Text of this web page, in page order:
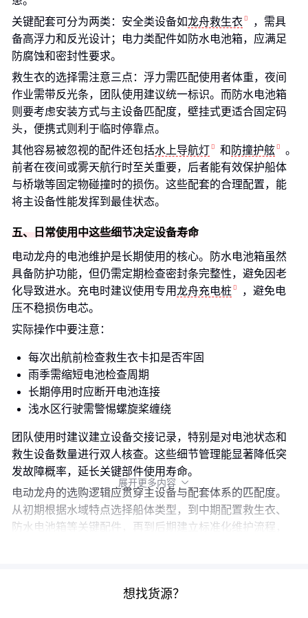
关键配套可分为两类：安全类设备如龙舟救生衣
，需具
备高浮力和反光设计；电力类配件如防水电池箱，应满足
防腐蚀和密封性要求。
救生衣的选择需注意三点：浮力需匹配使用者体重，夜间
作业需带反光条，团队使用建议统一标识。而防水电池箱
则要考虑安装方式与主设备匹配度，壁挂式更适合固定码
头，便携式则利于临时停靠点。
其他容易被忽视的配件还包括水上导航灯 和 防撞护舷
。
前者在夜间或雾天航行时至关重要，后者能有效保护船体
与桥墩等固定物碰撞时的损伤。这些配套的合理配置，能
将主设备性能发挥到最佳状态。
五、日常使用中这些细节决定设备寿命
电动龙舟的电池维护是长期使用的核心。防水电池箱虽然
具备防护功能，但仍需定期检查密封条完整性，避免因老
化导致进水。充电时建议使用专用龙舟充电桩
，避免电
压不稳损伤电芯。
实际操作中要注意：
每次出航前检查救生衣卡扣是否牢固
雨季需缩短电池检查周期
长期停用时应断开电池连接
浅水区行驶需警惕螺旋桨缠绕
团队使用时建议建立设备交接记录，特别是对电池状态和
救生设备数量进行双人核查。这些细节管理能显著降低突
发故障概率，延长关键部件使用寿命。
电动龙舟的选购逻辑应贯穿主设备与配套体系的匹配度。
从初期根据水域特点选择船体类型，到中期配置救生衣、
防水电池箱等关键配件，再到后期建立标准化维护流程，
展开更多内容 
想找货源？